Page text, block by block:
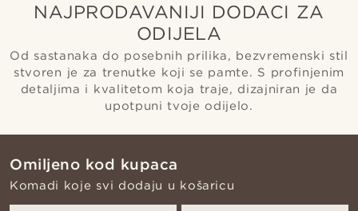
NAJPRODAVANIJI DODACI ZA
ODIJELA
Od sastanaka do posebnih prilika, bezvremenski stil
stvoren je za trenutke koji se pamte. S profinjenim
detaljima i kvalitetom koja traje, dizajniran je da
upotpuni tvoje odijelo.
Omiljeno kod kupaca
Komadi koje svi dodaju u košaricu